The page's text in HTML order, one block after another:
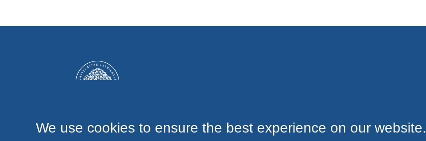
We use cookies to ensure the best experience on our website.